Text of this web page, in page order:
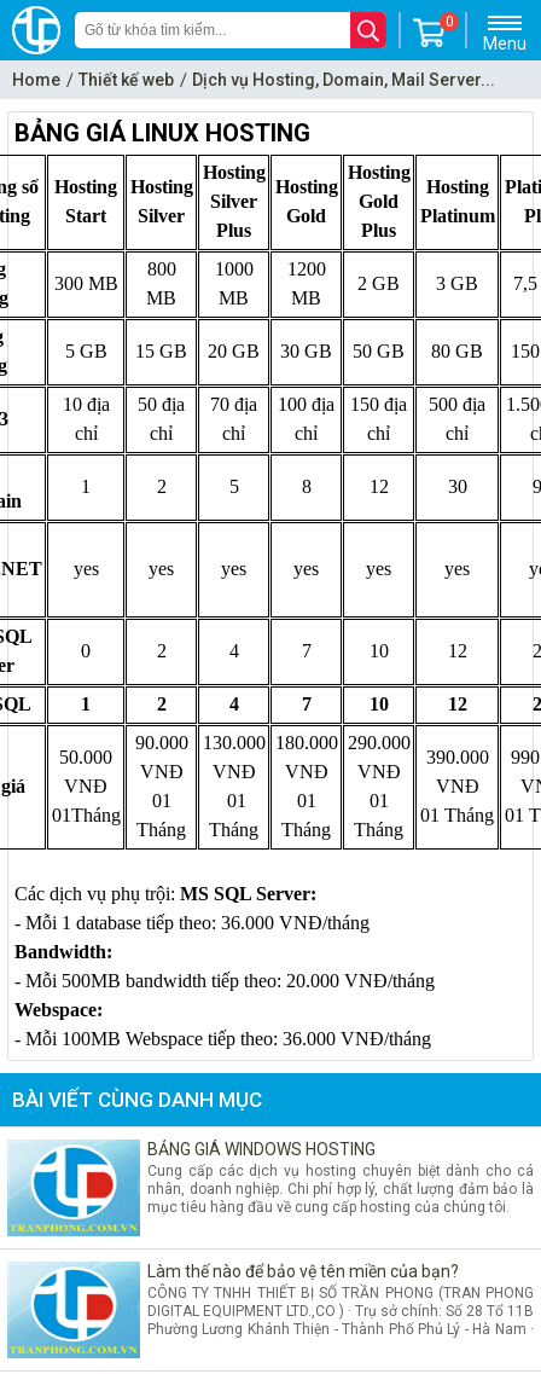
Menu
0
Home Thiết kế web Dịch vụ Hosting, Domain, Mail Server...
BẢNG GIÁ LINUX HOSTING
số
Hosting
Start
Hosting
Silver
Hosting
Silver
Plus
Hosting
Gold
Hosting
Gold
Plus
Hosting
Platinum
300 MB
800
MB
1000
MB
1200
MB
2 GB 3 GB
5 GB 15 GB 20 GB 30 GB 50 GB 80 GB
10 địa
chỉ
50 địa
chỉ
70 địa
chỉ
100 địa
chỉ
150 địa
chỉ
500 địa
chỉ
1 2 5 8 12 30
yes yes yes yes yes yes
0 2 4 7 10 12
1 2 4 7 10 12
50.000
VNĐ
01Tháng
90.000
VNĐ
01
Tháng
130.000
VNĐ
01
Tháng
180.000
VNĐ
01
Tháng
290.000
VNĐ
01
Tháng
390.000
VNĐ
01 Tháng 01
Các dịch vụ phụ trội: MS SQL Server:
- Mỗi 1 database tiếp theo: 36.000 VNĐ/tháng
Bandwidth:
- Mỗi 500MB bandwidth tiếp theo: 20.000 VNĐ/tháng
Webspace:
- Mỗi 100MB Webspace tiếp theo: 36.000 VNĐ/tháng
BÀI VIẾT CÙNG DANH MỤC
BẢNG GIÁ WINDOWS HOSTING
Cung cấp các dịch vụ hosting chuyên biệt dành cho cá
nhân, doanh nghiệp. Chi phí hợp lý, chất lượng đảm bảo là
mục tiêu hàng đầu về cung cấp hosting của chúng tôi.
Làm thế nào để bảo vệ tên miền của bạn?
CÔNG TY TNHH THIẾT BỊ SỐ TRẦN PHONG (TRAN PHONG
DIGITAL EQUIPMENT LTD.,CO ) · Trụ sở chính: Số 28 Tổ 11B
Phường Lương Khánh Thiện - Thành Phố Phủ Lý - Hà Nam ·